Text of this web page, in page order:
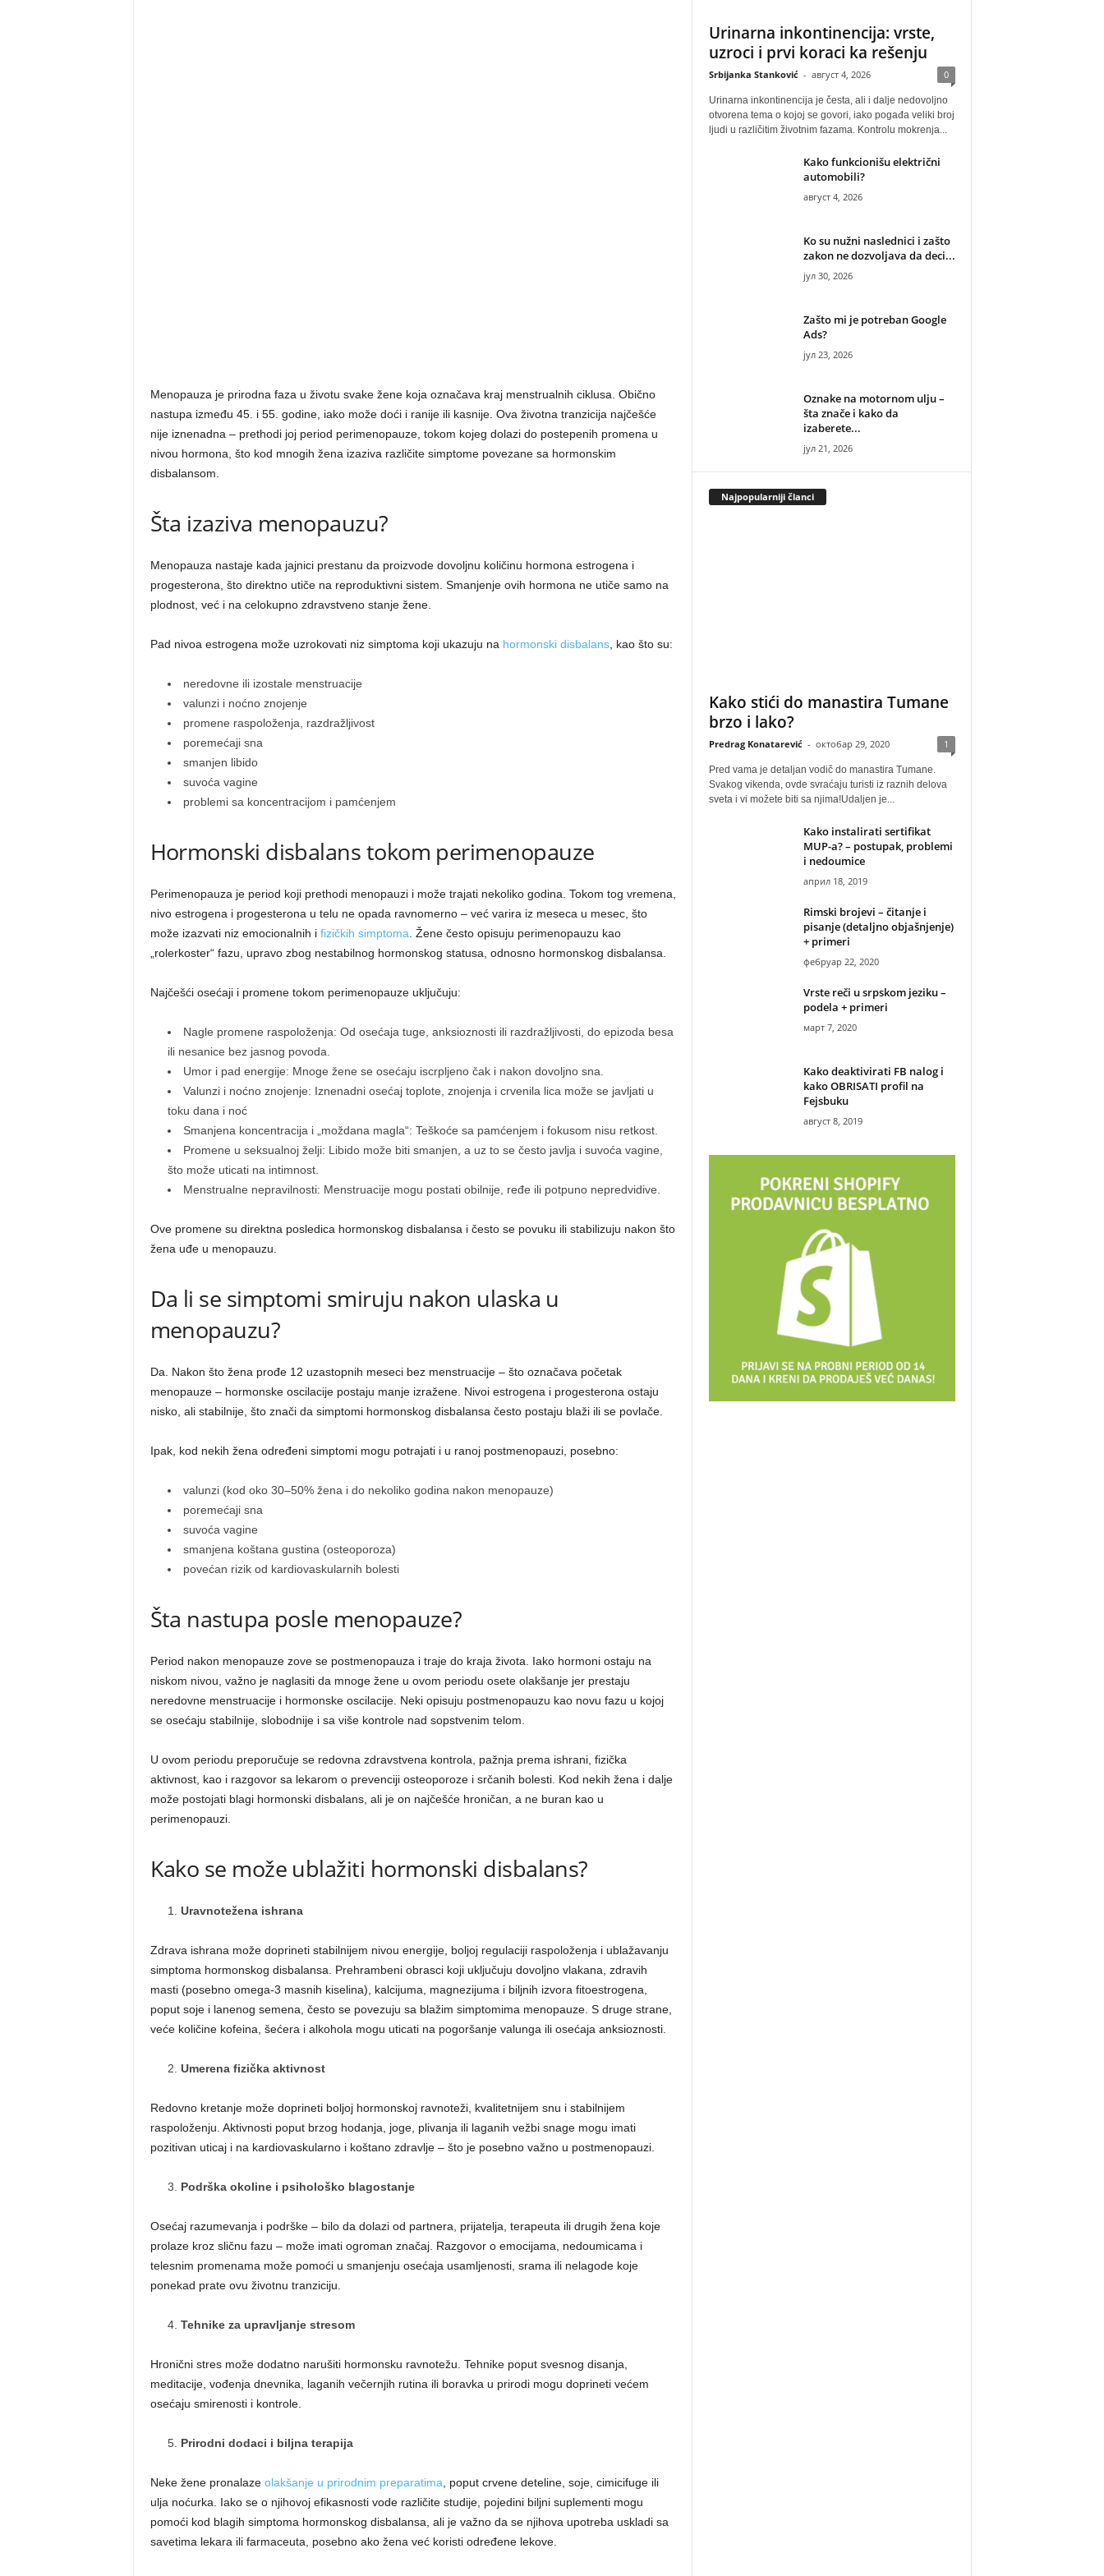
Menopauza je prirodna faza u životu svake žene koja označava kraj menstrualnih ciklusa. Obično
nastupa između 45. i 55. godine, iako može doći i ranije ili kasnije. Ova životna tranzicija najčešće
nije iznenadna – prethodi joj period perimenopauze, tokom kojeg dolazi do postepenih promena u
nivou hormona, što kod mnogih žena izaziva različite simptome povezane sa hormonskim
disbalansom.
Šta izaziva menopauzu?
Menopauza nastaje kada jajnici prestanu da proizvode dovoljnu količinu hormona estrogena i
progesterona, što direktno utiče na reproduktivni sistem. Smanjenje ovih hormona ne utiče samo na
plodnost, već i na celokupno zdravstveno stanje žene.
Pad nivoa estrogena može uzrokovati niz simptoma koji ukazuju na hormonski disbalans, kao što su:
neredovne ili izostale menstruacije
valunzi i noćno znojenje
promene raspoloženja, razdražljivost
poremećaji sna
smanjen libido
suvoća vagine
problemi sa koncentracijom i pamćenjem
Hormonski disbalans tokom perimenopauze
Perimenopauza je period koji prethodi menopauzi i može trajati nekoliko godina. Tokom tog vremena,
nivo estrogena i progesterona u telu ne opada ravnomerno – već varira iz meseca u mesec, što
može izazvati niz emocionalnih i fizičkih simptoma . Žene često opisuju perimenopauzu kao
„rolerkoster“ fazu, upravo zbog nestabilnog hormonskog statusa, odnosno hormonskog disbalansa.
Najčešći osećaji i promene tokom perimenopauze uključuju:
Nagle promene raspoloženja: Od osećaja tuge, anksioznosti ili razdražljivosti, do epizoda besa
ili nesanice bez jasnog povoda.
Umor i pad energije: Mnoge žene se osećaju iscrpljeno čak i nakon dovoljno sna.
Valunzi i noćno znojenje: Iznenadni osećaj toplote, znojenja i crvenila lica može se javljati u
toku dana i noć
Smanjena koncentracija i „moždana magla“: Teškoće sa pamćenjem i fokusom nisu retkost.
Promene u seksualnoj želji: Libido može biti smanjen, a uz to se često javlja i suvoća vagine,
što može uticati na intimnost.
Menstrualne nepravilnosti: Menstruacije mogu postati obilnije, ređe ili potpuno nepredvidive.
Ove promene su direktna posledica hormonskog disbalansa i često se povuku ili stabilizuju nakon što
žena uđe u menopauzu.
Da li se simptomi smiruju nakon ulaska u
menopauzu?
Da. Nakon što žena prođe 12 uzastopnih meseci bez menstruacije – što označava početak
menopauze – hormonske oscilacije postaju manje izražene. Nivoi estrogena i progesterona ostaju
nisko, ali stabilnije, što znači da simptomi hormonskog disbalansa često postaju blaži ili se povlače.
Ipak, kod nekih žena određeni simptomi mogu potrajati i u ranoj postmenopauzi, posebno:
valunzi (kod oko 30–50% žena i do nekoliko godina nakon menopauze)
poremećaji sna
suvoća vagine
smanjena koštana gustina (osteoporoza)
povećan rizik od kardiovaskularnih bolesti
Šta nastupa posle menopauze?
Period nakon menopauze zove se postmenopauza i traje do kraja života. Iako hormoni ostaju na
niskom nivou, važno je naglasiti da mnoge žene u ovom periodu osete olakšanje jer prestaju
neredovne menstruacije i hormonske oscilacije. Neki opisuju postmenopauzu kao novu fazu u kojoj
se osećaju stabilnije, slobodnije i sa više kontrole nad sopstvenim telom.
U ovom periodu preporučuje se redovna zdravstvena kontrola, pažnja prema ishrani, fizička
aktivnost, kao i razgovor sa lekarom o prevenciji osteoporoze i srčanih bolesti. Kod nekih žena i dalje
može postojati blagi hormonski disbalans, ali je on najčešće hroničan, a ne buran kao u
perimenopauzi.
Kako se može ublažiti hormonski disbalans?
Uravnotežena ishrana
Zdrava ishrana može doprineti stabilnijem nivou energije, boljoj regulaciji raspoloženja i ublažavanju
simptoma hormonskog disbalansa. Prehrambeni obrasci koji uključuju dovoljno vlakana, zdravih
masti (posebno omega-3 masnih kiselina), kalcijuma, magnezijuma i biljnih izvora fitoestrogena,
poput soje i lanenog semena, često se povezuju sa blažim simptomima menopauze. S druge strane,
veće količine kofeina, šećera i alkohola mogu uticati na pogoršanje valunga ili osećaja anksioznosti.
Umerena fizička aktivnost
Redovno kretanje može doprineti boljoj hormonskoj ravnoteži, kvalitetnijem snu i stabilnijem
raspoloženju. Aktivnosti poput brzog hodanja, joge, plivanja ili laganih vežbi snage mogu imati
pozitivan uticaj i na kardiovaskularno i koštano zdravlje – što je posebno važno u postmenopauzi.
Podrška okoline i psihološko blagostanje
Osećaj razumevanja i podrške – bilo da dolazi od partnera, prijatelja, terapeuta ili drugih žena koje
prolaze kroz sličnu fazu – može imati ogroman značaj. Razgovor o emocijama, nedoumicama i
telesnim promenama može pomoći u smanjenju osećaja usamljenosti, srama ili nelagode koje
ponekad prate ovu životnu tranziciju.
Tehnike za upravljanje stresom
Hronični stres može dodatno narušiti hormonsku ravnotežu. Tehnike poput svesnog disanja,
meditacije, vođenja dnevnika, laganih večernjih rutina ili boravka u prirodi mogu doprineti većem
osećaju smirenosti i kontrole.
Prirodni dodaci i biljna terapija
Neke žene pronalaze olakšanje u prirodnim preparatima , poput crvene deteline, soje, cimicifuge ili
ulja noćurka. Iako se o njihovoj efikasnosti vode različite studije, pojedini biljni suplementi mogu
pomoći kod blagih simptoma hormonskog disbalansa, ali je važno da se njihova upotreba uskladi sa
savetima lekara ili farmaceuta, posebno ako žena već koristi određene lekove.
Urinarna inkontinencija: vrste,
uzroci i prvi koraci ka rešenju
Srbijanka Stanković - август 4, 2026 0
Urinarna inkontinencija je česta, ali i dalje nedovoljno
otvorena tema o kojoj se govori, iako pogađa veliki broj
ljudi u različitim životnim fazama. Kontrolu mokrenja...
Kako funkcionišu električni
automobili?
август 4, 2026
Ko su nužni naslednici i zašto
zakon ne dozvoljava da deci...
јул 30, 2026
Zašto mi je potreban Google
Ads?
јул 23, 2026
Oznake na motornom ulju –
šta znače i kako da
izaberete...
јул 21, 2026
Najpopularniji članci
Kako stići do manastira Tumane
brzo i lako?
Predrag Konatarević - октобар 29, 2020 1
Pred vama je detaljan vodič do manastira Tumane.
Svakog vikenda, ovde svraćaju turisti iz raznih delova
sveta i vi možete biti sa njima!Udaljen je...
Kako instalirati sertifikat
MUP-a? – postupak, problemi
i nedoumice
април 18, 2019
Rimski brojevi – čitanje i
pisanje (detaljno objašnjenje)
+ primeri
фебруар 22, 2020
Vrste reči u srpskom jeziku –
podela + primeri
март 7, 2020
Kako deaktivirati FB nalog i
kako OBRISATI profil na
Fejsbuku
август 8, 2019